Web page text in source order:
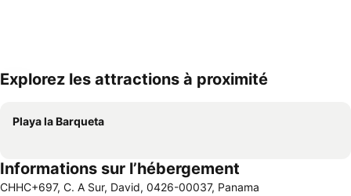
Explorez les attractions à proximité
Playa la Barqueta
Informations sur l’hébergement
CHHC+697, C. A Sur, David, 0426-00037, Panama